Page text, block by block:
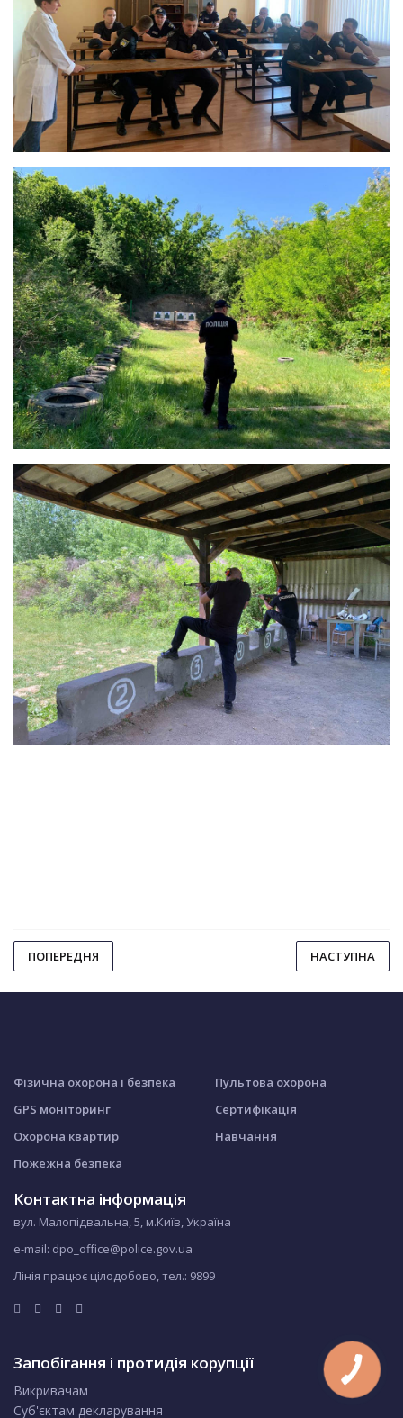
ПОПЕРЕДНЯ НАСТУПНА
Фізична охорона і безпека
GPS моніторинг
Охорона квартир
Пожежна безпека
Пультова охорона
Сертифікація
Навчання
Контактна інформація
вул. Малопідвальна, 5, м.Київ, Україна
e-mail: dpo_office@police.gov.ua
Лінія працює цілодобово, тел.: 9899
Запобігання і протидія корупції
Викривачам
Суб'єктам декларування